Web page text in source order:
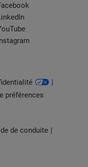
Instagram
préférences
de conduite